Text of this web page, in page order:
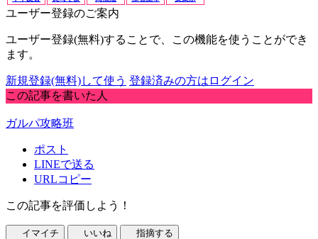
ユーザー登録のご案内
ユーザー登録(無料)することで、この機能を使うことができ
ます。
新規登録(無料)して使う 登録済みの方はログイン
この記事を書いた人
ガルパ攻略班
ポスト
LINEで送る
URLコピー
この記事を評価しよう！
イマイチ いいね 指摘する